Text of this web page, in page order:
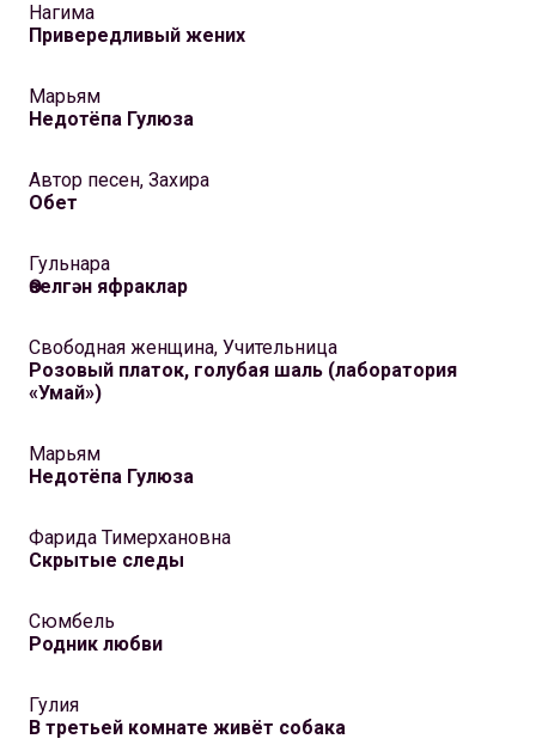
Нагима
Привередливый жених
Марьям
Недотёпа Гулюза
Автор песен, Захира
Обет
Гульнара
Өзелгән яфраклар
Свободная женщина, Учительница
Розовый платок, голубая шаль (лаборатория
«Умай»)
Марьям
Недотёпа Гулюза
Фарида Тимерхановна
Скрытые следы
Сюмбель
Родник любви
Гулия
В третьей комнате живёт собака